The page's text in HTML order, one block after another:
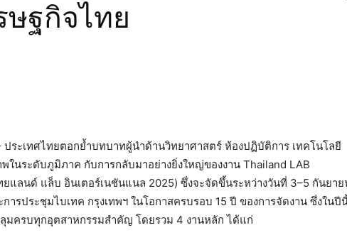
ษฐกิจไทย
ประเทศไทยตอกย้ำบทบาทผู้นำด้านวิทยาศาสตร์ ห้องปฏิบัติการ เทคโนโลยี
ในระดับภูมิภาค กับการกลับมาอย่างยิ่งใหญ่ของงาน Thailand LAB
ยแลนด์ แล็บ อินเตอร์เนชันแนล 2025) ซึ่งจะจัดขึ้นระหว่างวันที่ 3–5 กันยา
รประชุมไบเทค กรุงเทพฯ ในโอกาสครบรอบ 15 ปี ของการจัดงาน ซึ่งในปี
มครบทุกอุตสาหกรรมสำคัญ โดยรวม 4 งานหลัก ได้แก่